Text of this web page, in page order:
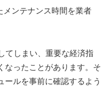
メンテナンス時間を業者
てしまい、重要な経済指
なったことがあります。そ
ールを事前に確認するよう